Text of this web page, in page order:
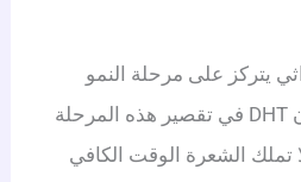
يتركز على مرحلة النمو
(Anagen). يتسبب هرمون DHT في تقصير هذه المرحلة
الشعرة الوقت الكافي